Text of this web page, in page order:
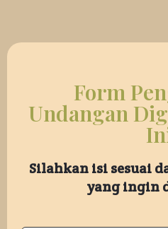
Form
Undangan
Silahkan isi sesuai
yang ingin